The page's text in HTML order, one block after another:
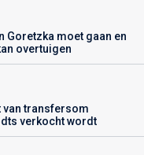
Goretzka moet gaan en
overtuigen
van transfersom
verkocht wordt